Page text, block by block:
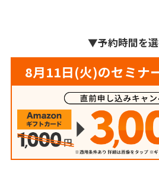
▼予約時間を
8月11日(火)のセミナ